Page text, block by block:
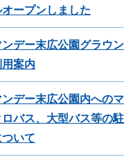
オープンしました
ンデー末広公園グラウ
案内
ンデー末広公園内への
ロバス、大型バス等の
ついて